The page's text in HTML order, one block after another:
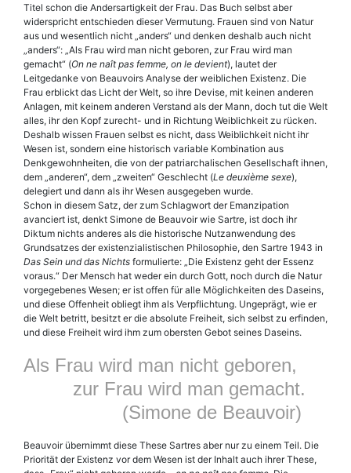
Titel schon die Andersartigkeit der Frau. Das Buch selbst aber
widerspricht entschieden dieser Vermutung. Frauen sind von Natur
aus und wesentlich nicht „anders“ und denken deshalb auch nicht
„anders“: „Als Frau wird man nicht geboren, zur Frau wird man
gemacht“ (On ne naît pas femme, on le devient), lautet der
Leitgedanke von Beauvoirs Analyse der weiblichen Existenz. Die
Frau erblickt das Licht der Welt, so ihre Devise, mit keinen anderen
Anlagen, mit keinem anderen Verstand als der Mann, doch tut die Welt
alles, ihr den Kopf zurecht- und in Richtung Weiblichkeit zu rücken.
Deshalb wissen Frauen selbst es nicht, dass Weiblichkeit nicht ihr
Wesen ist, sondern eine historisch variable Kombination aus
Denkgewohnheiten, die von der patriarchalischen Gesellschaft ihnen,
dem „anderen“, dem „zweiten“ Geschlecht (Le deuxième sexe),
delegiert und dann als ihr Wesen ausgegeben wurde.
Schon in diesem Satz, der zum Schlagwort der Emanzipation
avanciert ist, denkt Simone de Beauvoir wie Sartre, ist doch ihr
Diktum nichts anderes als die historische Nutzanwendung des
Grundsatzes der existenzialistischen Philosophie, den Sartre 1943 in
Das Sein und das Nichts formulierte: „Die Existenz geht der Essenz
voraus.“ Der Mensch hat weder ein durch Gott, noch durch die Natur
vorgegebenes Wesen; er ist offen für alle Möglichkeiten des Daseins,
und diese Offenheit obliegt ihm als Verpflichtung. Ungeprägt, wie er
die Welt betritt, besitzt er die absolute Freiheit, sich selbst zu erfinden,
und diese Freiheit wird ihm zum obersten Gebot seines Daseins.
Als Frau wird man nicht geboren,
zur Frau wird man gemacht.
(Simone de Beauvoir)
Beauvoir übernimmt diese These Sartres aber nur zu einem Teil. Die
Priorität der Existenz vor dem Wesen ist der Inhalt auch ihrer These,